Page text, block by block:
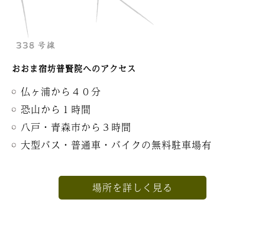
おおま宿坊普賢院へのアクセス
仏ヶ浦から４０分
恐山から１時間
八戸・青森市から３時間
大型バス・普通車・バイクの無料駐車場有
場所を詳しく見る